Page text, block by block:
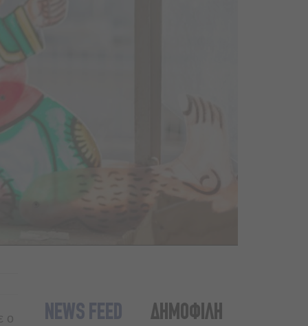
ο NEWS FEED ΔΗΜΟΦΙΛΗ